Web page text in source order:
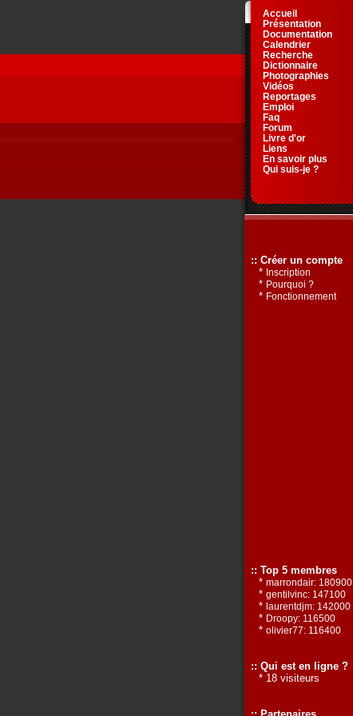
Accueil
Présentation
Documentation
Calendrier
Recherche
Dictionnaire
Photographies
Vidéos
Reportages
Emploi
Faq
Forum
Livre d'or
Liens
En savoir plus
Qui suis-je ?
:: Créer un compte
* Inscription
* Pourquoi ?
* Fonctionnement
:: Top 5 membres
* marrondair: 180900
* gentilvinc: 147100
* laurentdjm: 142000
* Droopy: 116500
* olivier77: 116400
:: Qui est en ligne ?
* 18 visiteurs